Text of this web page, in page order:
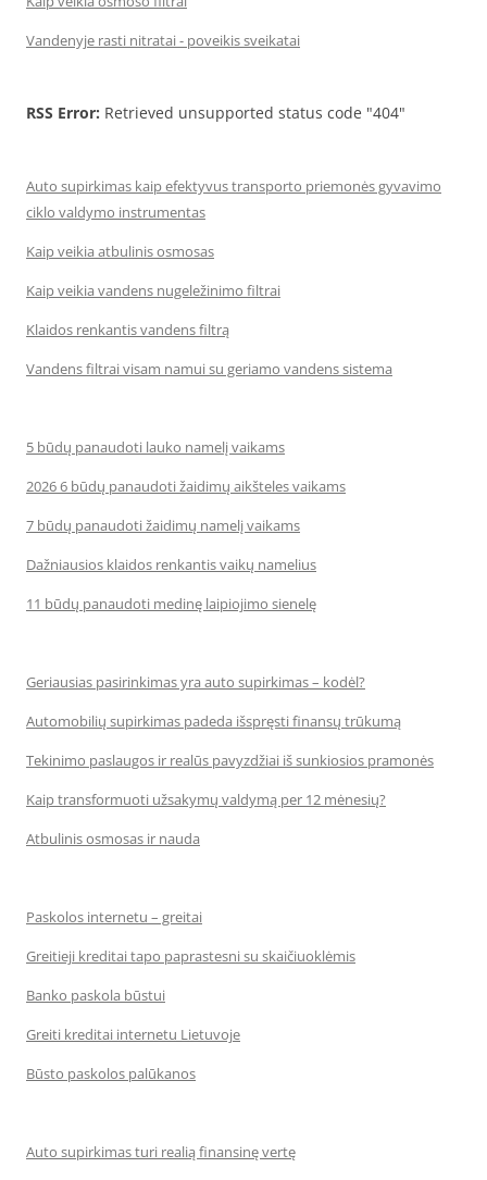
Vandenyje rasti nitratai - poveikis sveikatai
RSS Error: Retrieved unsupported status code "404"
Auto supirkimas kaip efektyvus transporto priemonės gyvavimo
ciklo valdymo instrumentas
Kaip veikia atbulinis osmosas
Kaip veikia vandens nugeležinimo filtrai
Klaidos renkantis vandens filtrą
Vandens filtrai visam namui su geriamo vandens sistema
5 būdų panaudoti lauko namelį vaikams
2026 6 būdų panaudoti žaidimų aikšteles vaikams
7 būdų panaudoti žaidimų namelį vaikams
Dažniausios klaidos renkantis vaikų namelius
11 būdų panaudoti medinę laipiojimo sienelę
Geriausias pasirinkimas yra auto supirkimas – kodėl?
Automobilių supirkimas padeda išspręsti finansų trūkumą
Tekinimo paslaugos ir realūs pavyzdžiai iš sunkiosios pramonės
Kaip transformuoti užsakymų valdymą per 12 mėnesių?
Atbulinis osmosas ir nauda
Paskolos internetu – greitai
Greitieji kreditai tapo paprastesni su skaičiuoklėmis
Banko paskola būstui
Greiti kreditai internetu Lietuvoje
Būsto paskolos palūkanos
Auto supirkimas turi realią finansinę vertę